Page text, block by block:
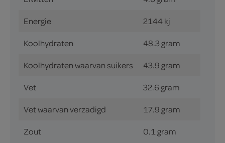
Energie 2144 kj
Koolhydraten 48.3 gram
Koolhydraten waarvan suikers 43.9 gram
Vet 32.6 gram
Vet waarvan verzadigd 17.9 gram
Zout 0.1 gram